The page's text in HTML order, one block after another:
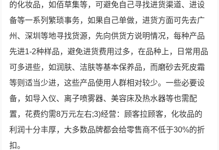
的化妆品，如佰草集等，可避免自己寻找进货渠道、进设
备等一系列繁琐事务，如果自己单做，进货方面可先去广
州、深圳等地寻找货源，先向供货方说明情况，每种产品
先进1-2种样品，避免进货费用过多，在品种上，日常用品
可多进些，如润肤、洁肤等基本保养品，而磨砂去死皮霜
等则适当少进，这些产品使用人群相对较少。一些必要设
备，如导入仪、离子喷雾器、美容床及热水器等也需配
置，花费约需8万元左右;3)经营：顾客拉顾客，化妆品的
利润十分丰厚，大多数品牌都会给零售商不低于30%的折
扣。